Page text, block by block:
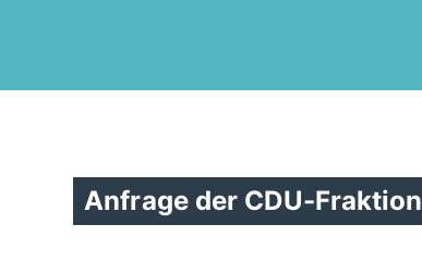
Anfrage der CDU-Fraktion